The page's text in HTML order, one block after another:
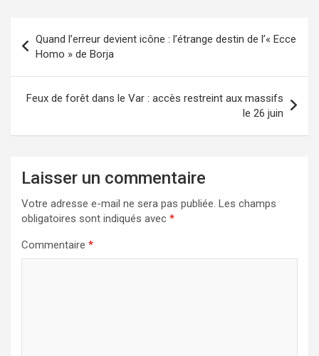
de
l’article
Quand l’erreur devient icône : l’étrange destin de l’« Ecce
Homo » de Borja
Feux de forêt dans le Var : accès restreint aux massifs
le 26 juin
Laisser un commentaire
Votre adresse e-mail ne sera pas publiée. Les champs
obligatoires sont indiqués avec *
Commentaire *